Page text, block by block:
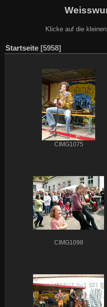
Klicke auf die
Startseite 5958
CIMG1075
CIMG1098